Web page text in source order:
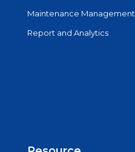
Maintenance Management
Report and Analytics